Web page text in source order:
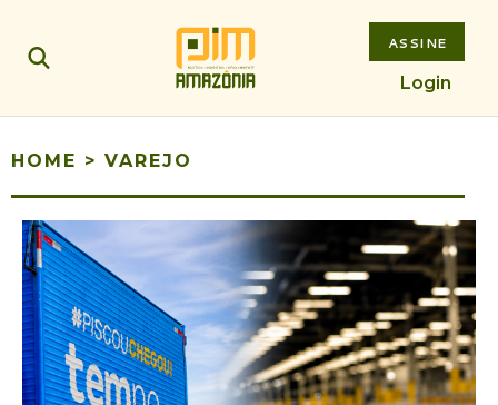
ASSINE
Login
HOME > VAREJO